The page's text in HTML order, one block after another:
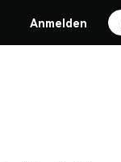
Anmelden